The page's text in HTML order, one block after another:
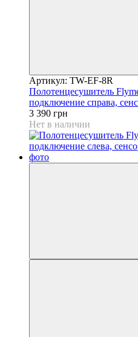
Артикул: TW-EF-8R
Полотенцесушитель
подключение справа,
3 390 грн
Нет в наличии